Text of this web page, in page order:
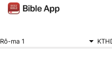
Rô-ma 1